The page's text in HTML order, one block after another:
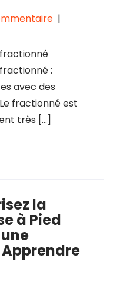
|
:
avec des
fractionné est
très […]
la
à Pied